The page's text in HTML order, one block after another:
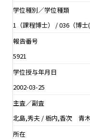
学位種別／学位種類
1（課程博士） / 036（博士(
報告番号
5921
学位授与年月日
2002-03-25
主査／副査
北島,秀夫 / 栃内,香次 青
所在